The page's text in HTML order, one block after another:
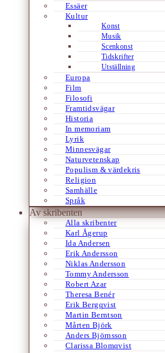
Essäer
Kultur
Konst
Musik
Scenkonst
Tidskrifter
Utställning
Europa
Film
Filosofi
Framtidsvägar
Historia
In memoriam
Lyrik
Minnesvägar
Naturvetenskap
Populism & värdekris
Religion
Samhälle
Språk
Av skribenten
Alla skribenter
Karl Ågerup
Ida Andersen
Erik Andersson
Niklas Andersson
Tommy Andersson
Robert Azar
Theresa Benér
Erik Bergqvist
Martin Berntson
Mårten Björk
Anders Björnsson
Clarissa Blomqvist